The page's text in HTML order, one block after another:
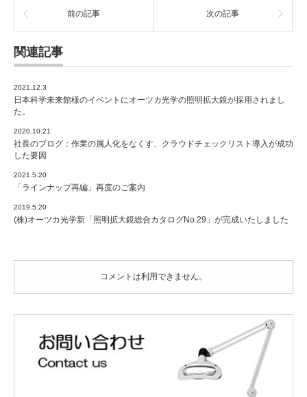
ャ
ル
シ
ョ
ル
ー
プ
是
非
越
前の記事 次の記事
関連記事
2021.12.3
日本科学未来館様のイベントにオーツカ光学の照明拡大鏡が採用されまし
た。
2020.10.21
社長のブログ：作業の属人化をなくす、クラウドチェックリスト導入が成功
した要因
2021.5.20
「ラインナップ再編」再度のご案内
2019.5.20
(株)オーツカ光学新「照明拡大鏡総合カタログNo.29」が完成いたしました
コメントは利用できません。